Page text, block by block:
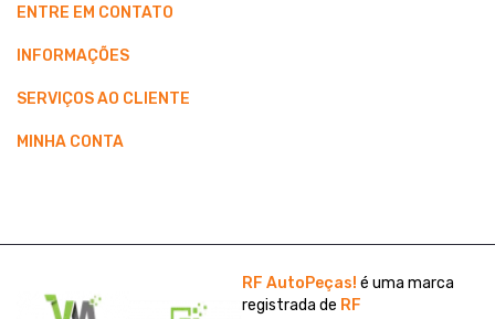
ENTRE EM CONTATO
INFORMAÇÕES
SERVIÇOS AO CLIENTE
MINHA CONTA
RF AutoPeças! é uma marca
registrada de RF